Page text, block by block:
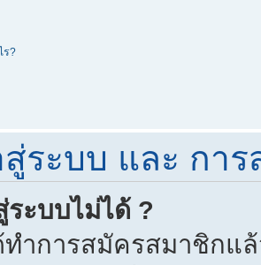
ร?
สู่ระบบ และ กา
ระบบไม่ได้ ?
ำการสมัครสมาชิกแ